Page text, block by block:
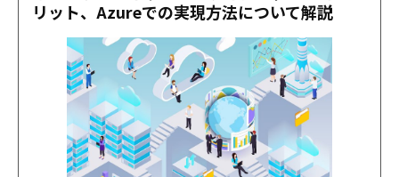
リット、Azureでの実現方法について解説